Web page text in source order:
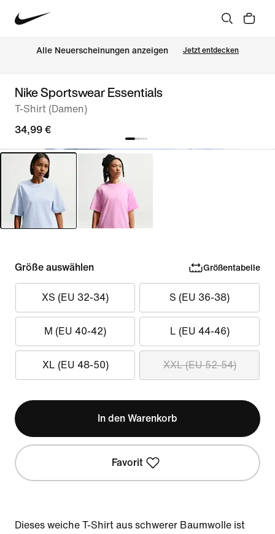
Alle Neuerscheinungen anzeigen Jetzt entdecken
Nike Sportswear Essentials
T-Shirt (Damen)
34,99 €
Größe auswählen Größentabelle
XS (EU 32-34) S (EU 36-38)
M (EU 40-42) L (EU 44-46)
XL (EU 48-50) XXL (EU 52-54)
In den Warenkorb
Favorit
Dieses weiche T-Shirt aus schwerer Baumwolle ist